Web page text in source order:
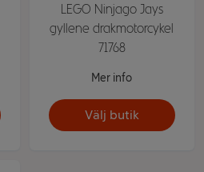
LEGO Ninjago Jays
gyllene drakmotorcykel
71768
Mer info
Välj butik